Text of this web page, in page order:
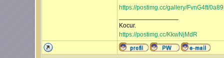
https://postimg.cc/gallery/FvnG4ft/
Kocur.
https://postimg.cc/KkwNjMdR